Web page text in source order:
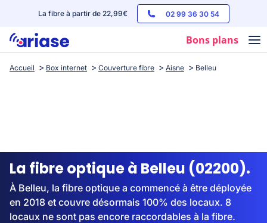
La fibre à partir de 22,99€ 02 99 36 30 54
Bons plans
Box internet
Streaming
Accueil Box internet Couverture fibre Aisne Belleu
La fibre optique à Belleu (02200).
À Belleu, la fibre optique a commencé à être déployée
en 2018 et couvre désormais 100% des locaux. 8
locaux ne sont pas encore raccordables à la fibre.